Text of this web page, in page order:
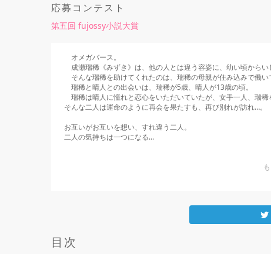
応募コンテスト
第五回 fujossy小説大賞
オメガバース。
成瀬瑞稀《みずき》は、他の人とは違う容姿に、幼い頃からい
そんな瑞稀を助けてくれたのは、瑞稀の母親が住み込みで働い
瑞稀と晴人との出会いは、瑞稀が5歳、晴人が13歳の頃。
瑞稀は晴人に憧れと恋心をいただいていたが、女手一人、瑞
そんな二人は運命のように再会を果たすも、再び別れが訪れ…。
お互いがお互いを想い、すれ違う二人。
二人の気持ちは一つになる...
目次